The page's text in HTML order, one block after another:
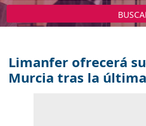
Limanfer ofrecerá
Murcia tras la